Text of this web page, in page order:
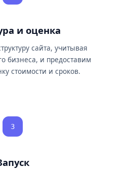
и оценка
сайта, учитывая
бизнеса, и предоставим
стоимости и сроков.
3